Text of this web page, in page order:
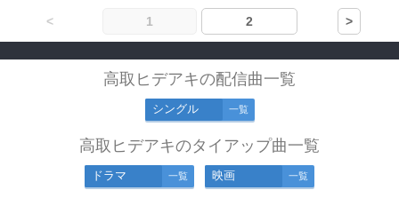
< 1 2 >
高取ヒデアキの配信曲一覧
シングル 一覧
高取ヒデアキのタイアップ曲一覧
ドラマ 一覧 映画 一覧